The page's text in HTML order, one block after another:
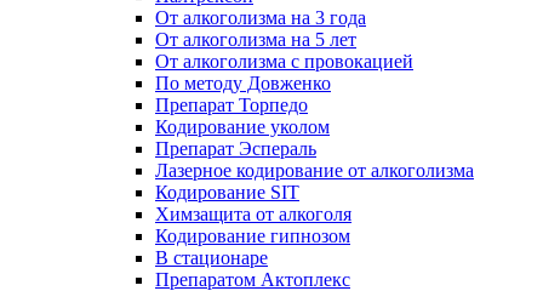
От алкоголизма на 3 года
От алкоголизма на 5 лет
От алкоголизма с провокацией
По методу Довженко
Препарат Торпедо
Кодирование уколом
Препарат Эспераль
Лазерное кодирование от алкоголизма
Кодирование SIT
Химзащита от алкоголя
Кодирование гипнозом
В стационаре
Препаратом Актоплекс